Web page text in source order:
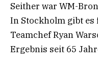
Seither war WM-
In Stockholm gibt
Teamchef Ryan
Ergebnis seit 65